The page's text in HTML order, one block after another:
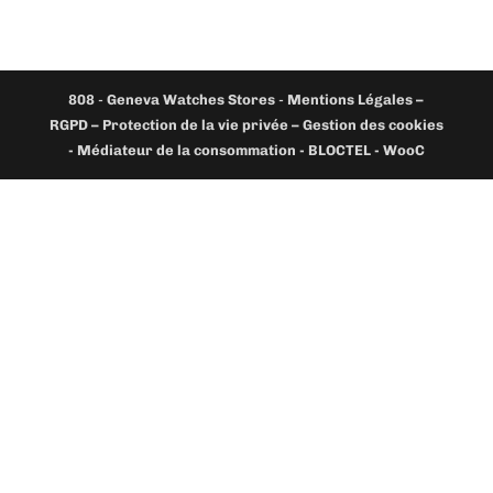
808 -Geneva Watches Stores - Mentions Légales –
RGPD – Protection de la vie privée – Gestion des cookies
- Médiateur de la consommation - BLOCTEL - WooC